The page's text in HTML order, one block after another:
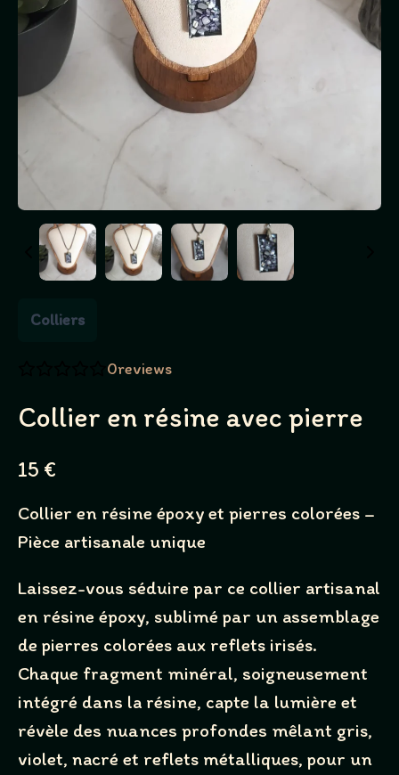
Colliers
0reviews
Collier en résine avec pierre
N
w
15 €
Collier en résine époxy et pierres colorées –
Pièce artisanale unique
Laissez-vous séduire par ce collier artisanal
en résine époxy, sublimé par un assemblage
de pierres colorées aux reflets irisés.
Chaque fragment minéral, soigneusement
intégré dans la résine, capte la lumière et
révèle des nuances profondes mêlant gris,
violet, nacré et reflets métalliques, pour un
Write a review